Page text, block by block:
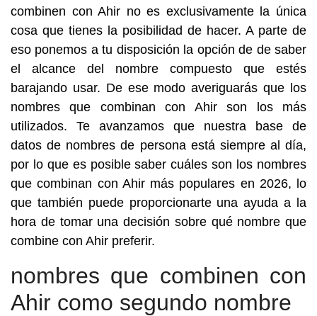
combinen con Ahir no es exclusivamente la única
cosa que tienes la posibilidad de hacer. A parte de
eso ponemos a tu disposición la opción de de saber
el alcance del nombre compuesto que estés
barajando usar. De ese modo averiguarás que los
nombres que combinan con Ahir son los más
utilizados. Te avanzamos que nuestra base de
datos de nombres de persona está siempre al día,
por lo que es posible saber cuáles son los nombres
que combinan con Ahir más populares en 2026, lo
que también puede proporcionarte una ayuda a la
hora de tomar una decisión sobre qué nombre que
combine con Ahir preferir.
nombres que combinen con
Ahir como segundo nombre